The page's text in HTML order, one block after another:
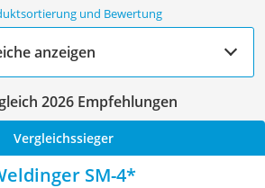
und Bewertung
anzeigen
2026 Empfehlungen
Vergleichssieger
SM-4